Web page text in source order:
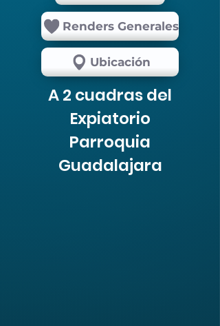
Renders Generales
Ubicación
A 2 cuadras del
Expiatorio
Parroquia
Guadalajara